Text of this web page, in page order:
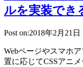
ルを実装でき
Post on:2018年2月21日
Webページやスマホ
置に応じてCSSアニ